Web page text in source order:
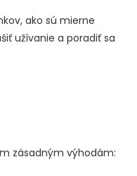
ako sú mierne
užívanie a poradiť sa
zásadným výhodám: